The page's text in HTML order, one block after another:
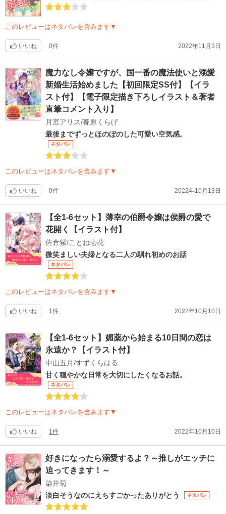
このレビューはネタバレを含みます▼
いいね 0件 2022年11月3日
魔力なし令嬢ですが、国一番の魔法使いと溺愛
新婚生活始めました【初回限定SS付】【イラ
スト付】【電子限定描き下ろしイラスト＆著者
直筆コメント入り】
月宮アリス/春原くらげ
最後までずっとほのぼのした可愛い空気感。
ネタバレ
このレビューはネタバレを含みます▼
いいね 0件 2022年10月13日
【全1-6セット】薄幸の伯爵令嬢は侯爵の愛で
花開く【イラスト付】
佐倉紫/ことね壱花
微笑ましい夫婦となる二人の馴れ初めのお話
ネタバレ
このレビューはネタバレを含みます▼
いいね 1件 2022年10月10日
【全1-6セット】媚薬から始まる10日間の恋は
永遠か？【イラスト付】
中山五月/すずくらはる
甘く穏やかな日常を大切にしたくなるお話。
ネタバレ
このレビューはネタバレを含みます▼
いいね 1件 2022年10月10日
好きになったら溺愛するよ？～推しがエッチに
迫ってきます！～
染井菊
淡白そうなのにえちすごかったありがとう
ネタバレ